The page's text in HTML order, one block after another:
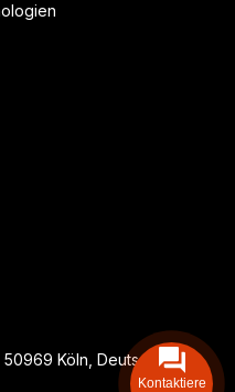
Köln, Deutschland
Kontaktiere